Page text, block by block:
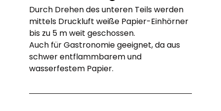
Durch Drehen des unteren Teils werden
mittels Druckluft weiße Papier-Einhörner
bis zu 5 m weit geschossen.
Auch für Gastronomie geeignet, da aus
schwer entflammbarem und
wasserfestem Papier.